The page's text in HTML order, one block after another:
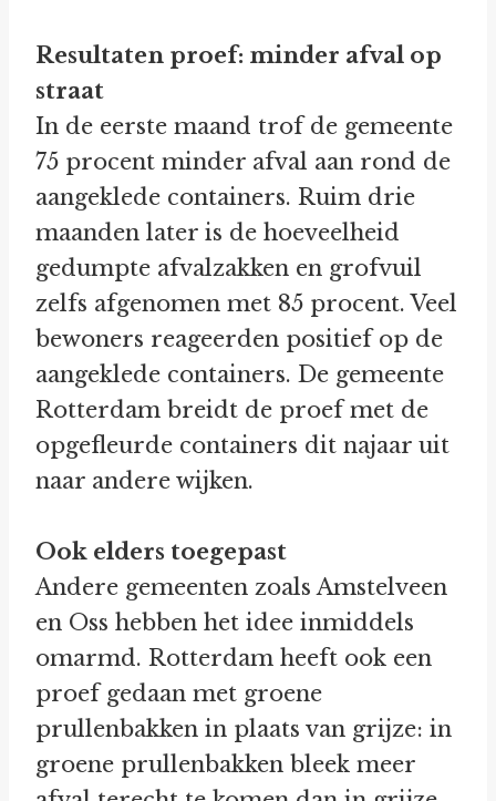
Resultaten proef: minder afval op
straat
In de eerste maand trof de gemeente
75 procent minder afval aan rond de
aangeklede containers. Ruim drie
maanden later is de hoeveelheid
gedumpte afvalzakken en grofvuil
zelfs afgenomen met 85 procent. Veel
bewoners reageerden positief op de
aangeklede containers. De gemeente
Rotterdam breidt de proef met de
opgefleurde containers dit najaar uit
naar andere wijken.
Ook elders toegepast
Andere gemeenten zoals Amstelveen
en Oss hebben het idee inmiddels
omarmd. Rotterdam heeft ook een
proef gedaan met groene
prullenbakken in plaats van grijze: in
groene prullenbakken bleek meer